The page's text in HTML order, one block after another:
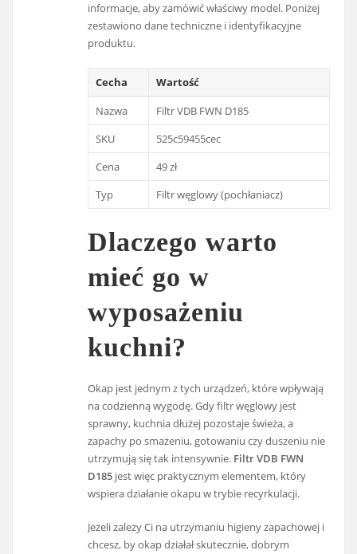
informacje, aby zamówić właściwy model. Poniżej
zestawiono dane techniczne i identyfikacyjne
produktu.
Cecha
Wartość
Nazwa
Filtr VDB FWN D185
SKU
525c59455cec
Cena
49 zł
Typ
Filtr węglowy (pochłaniacz)
Dlaczego warto
mieć go w
wyposażeniu
kuchni?
Okap jest jednym z tych urządzeń, które wpływają
na codzienną wygodę. Gdy filtr węglowy jest
sprawny, kuchnia dłużej pozostaje świeża, a
zapachy po smażeniu, gotowaniu czy duszeniu nie
utrzymują się tak intensywnie. Filtr VDB FWN
D185 jest więc praktycznym elementem, który
wspiera działanie okapu w trybie recyrkulacji.
Jeżeli zależy Ci na utrzymaniu higieny zapachowej i
chcesz, by okap działał skutecznie, dobrym